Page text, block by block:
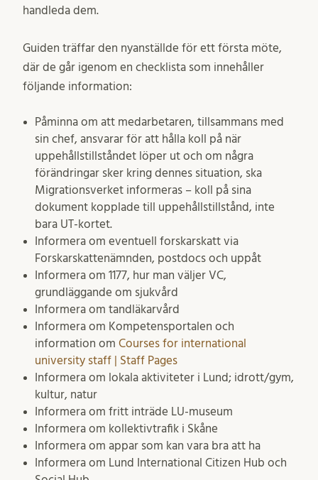
handleda dem.
Guiden träffar den nyanställde för ett första möte,
där de går igenom en checklista som innehåller
följande information:
Påminna om att medarbetaren, tillsammans med
sin chef, ansvarar för att hålla koll på när
uppehållstillståndet löper ut och om några
förändringar sker kring dennes situation, ska
Migrationsverket informeras – koll på sina
dokument kopplade till uppehållstillstånd, inte
bara UT-kortet.
Informera om eventuell forskarskatt via
Forskarskattenämnden, postdocs och uppåt
Informera om 1177, hur man väljer VC,
grundläggande om sjukvård
Informera om tandläkarvård
Informera om Kompetensportalen och
information om Courses for international
university staff | Staff Pages
Informera om lokala aktiviteter i Lund; idrott/gym,
kultur, natur
Informera om fritt inträde LU-museum
Informera om kollektivtrafik i Skåne
Informera om appar som kan vara bra att ha
Informera om Lund International Citizen Hub och